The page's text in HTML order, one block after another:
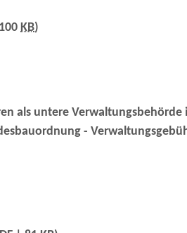
KB)
als untere Verwaltungsbehörde
-